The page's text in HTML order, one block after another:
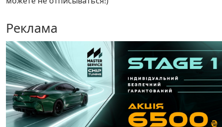
Реклама